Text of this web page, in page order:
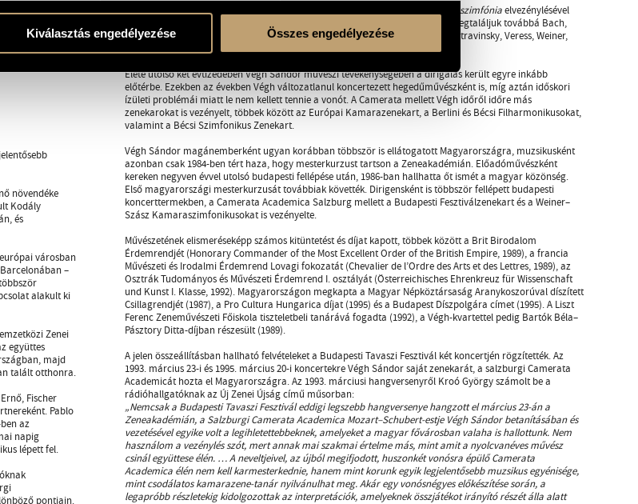
Kiválasztás engedélyezése Összes engedélyezése
70–71. o.
növendéke
Kodály
és
városban
–
alakult ki
Zenei
együttes
majd
talált otthonra.
Fischer
Pablo
az
napig
lépett fel.
pontjain.
A Camerata élén Végh dirigálta Schubert összes szimfóniáját; a „Nagy” C-dúr szimfóniaelvezénylésével
ifjúkori vágya vált valóra. Zenekarának gazdag, változatos repertoárjában megtaláljuk továbbá Bach,
Bartók, Beethoven, Berg, Brahms, Dvořák, Haydn, Mendelssohn, Schönberg, Stravinsky, Veress, Weiner,
Wolf és mások műveit is.
Élete utolsó két évtizedében Végh Sándor művészi tevékenységében a dirigálás került egyre inkább
előtérbe. Ezekben az években Végh változatlanul koncertezett hegedűművészként is, míg aztán időskori
ízületi problémái miatt le nem kellett tennie a vonót. A Camerata mellett Végh időről időre más
zenekarokat is vezényelt, többek között az Európai Kamarazenekart, a Berlini és Bécsi Filharmonikusokat,
valamint a Bécsi Szimfonikus Zenekart.
Végh Sándor magánemberként ugyan korábban többször is ellátogatott Magyarországra, muzsikusként
azonban csak 1984-ben tért haza, hogy mesterkurzust tartson a Zeneakadémián. Előadóművészként
kereken negyven évvel utolsó budapesti fellépése után, 1986-ban hallhatta őt ismét a magyar közönség.
Első magyarországi mesterkurzusát továbbiak követték. Dirigensként is többször fellépett budapesti
koncerttermekben, a Camerata Academica Salzburg mellett a Budapesti Fesztiválzenekart és a Weiner–
Szász Kamaraszimfonikusokat is vezényelte.
Művészetének elismeréseképp számos kitüntetést és díjat kapott, többek között a Brit Birodalom
Érdemrendjét (Honorary Commander of the Most Excellent Order of the British Empire, 1989), a francia
Művészeti és Irodalmi Érdemrend Lovagi fokozatát (Chevalier de l’Ordre des Arts et des Lettres, 1989), az
Osztrák Tudományos és Művészeti Érdemrend I. osztályát (Österreichisches Ehrenkreuz für Wissenschaft
und Kunst I. Klasse, 1992). Magyarországon megkapta a Magyar Népköztársaság Aranykoszorúval díszített
Csillagrendjét (1987), a Pro Cultura Hungarica díjat (1995) és a Budapest Díszpolgára címet (1995). A Liszt
Ferenc Zeneművészeti Főiskola tiszteletbeli tanárává fogadta (1992), a Végh-kvartettel pedig Bartók Béla–
Pásztory Ditta-díjban részesült (1989).
A jelen összeállításban hallható felvételeket a Budapesti Tavaszi Fesztivál két koncertjén rögzítették. Az
1993. március 23-i és 1995. március 20-i koncertekre Végh Sándor saját zenekarát, a salzburgi Camerata
Academicát hozta el Magyarországra. Az 1993. márciusi hangversenyről Kroó György számolt be a
rádióhallgatóknak az Új Zenei Újság című műsorban:
„Nemcsak a Budapesti Tavaszi Fesztivál eddigi legszebb hangversenye hangzott el március 23-án a
Zeneakadémián, a Salzburgi Camerata Academica Mozart–Schubert-estje Végh Sándor betanításában és
vezetésével egyike volt a legihletettebbeknek, amelyeket a magyar fővárosban valaha is hallottunk. Nem
használom a vezénylés szót, mert annak mai szakmai értelme más, mint amit a nyolcvanéves művész
csinál együttese élén. … A neveltjeivel, az újból megifjodott, huszonkét vonósra épülő Camerata
Academica élén nem kell karmesterkednie, hanem mint korunk egyik legjelentősebb muzsikus egyénisége,
mint csodálatos kamarazene-tanár nyilvánulhat meg. Akár egy vonósnégyes előkészítése során, a
legapróbb részletekig kidolgozottak az interpretációk, amelyeknek összjátékot irányító részét álla alatt